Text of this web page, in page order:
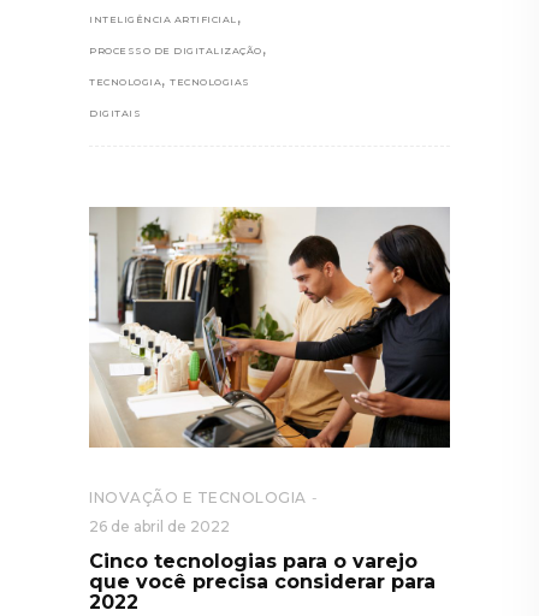
INTELIGÊNCIA ARTIFICIAL ,
PROCESSO DE DIGITALIZAÇÃO ,
TECNOLOGIA, TECNOLOGIAS
DIGITAIS
INOVAÇÃO E TECNOLOGIA
26 de abril de 2022
Cinco tecnologias para o varejo
que você precisa considerar para
2022